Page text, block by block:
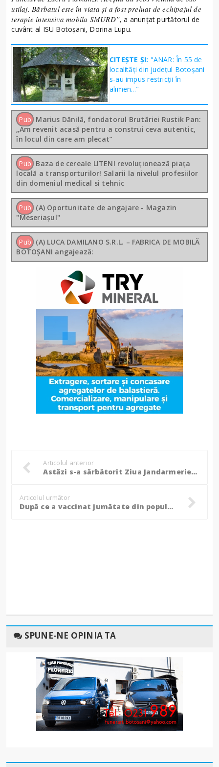
utilaj. Bărbatul este în viata și a fost preluat de echipajul de
terapie intensiva mobila SMURD”, a anunțat purtătorul de
cuvânt al ISU Botoșani, Dorina Lupu.
CITEȘTE ȘI: "ANAR: În 55 de
localități din județul Botoșani
s-au impus restricții în
alimen..."
Pub Marius Dănilă, fondatorul Brutăriei Rustik Pan:
„Am revenit acasă pentru a construi ceva autentic,
în locul din care am plecat”
Pub Baza de cereale LITENI revoluționează piața
locală a transporturilor! Salarii la nivelul profesiilor
din domeniul medical si tehnic
Pub (A) Oportunitate de angajare - Magazin
"Meseriașul"
Pub (A) LUCA DAMILANO S.R.L. – FABRICA DE MOBILĂ
BOTOȘANI angajează:
Articolul anterior
Astăzi s-a sărbătorit Ziua Jandarmeriei Române. Bazele instituției au fost puse la 1850 de domnitorul Grigore Alexandru Ghica, botoșănean la origine
Articolul următor
După ce a vaccinat jumătate din populație, Israelul este prima țară care revine la normalitate. Restricțiile încep să fie eliminate
SPUNE-NE OPINIA TA